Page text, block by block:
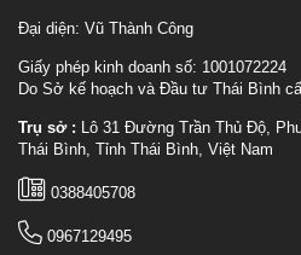
Đại diện: Vũ Thành Công
Giấy phép kinh doanh số: 1001072224
Do Sở kế hoạch và Đầu tư Thái Bình
Trụ sở : Lô 31 Đường Trần Thủ Độ,
Thái Bình, Tỉnh Thái Bình, Việt Nam
0388405708
0967129495